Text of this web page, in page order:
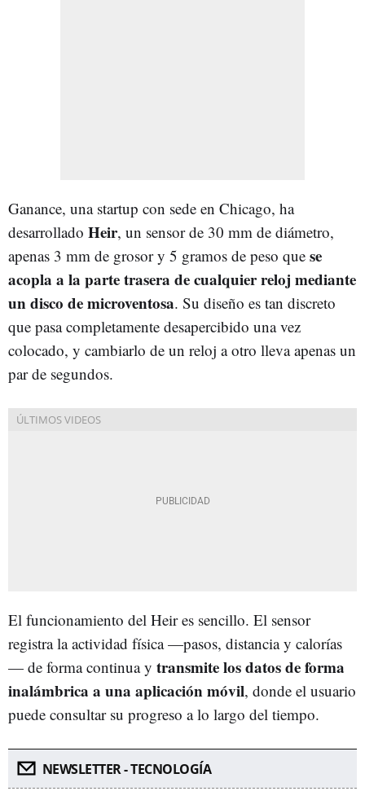
Ganance, una startup con sede en Chicago, ha
desarrollado Heir, un sensor de 30 mm de diámetro,
apenas 3 mm de grosor y 5 gramos de peso que se
acopla a la parte trasera de cualquier reloj mediante
un disco de microventosa. Su diseño es tan discreto
que pasa completamente desapercibido una vez
colocado, y cambiarlo de un reloj a otro lleva apenas un
par de segundos.
El funcionamiento del Heir es sencillo. El sensor
registra la actividad física —pasos, distancia y calorías
— de forma continua y transmite los datos de forma
inalámbrica a una aplicación móvil, donde el usuario
puede consultar su progreso a lo largo del tiempo.
NEWSLETTER - TECNOLOGÍA